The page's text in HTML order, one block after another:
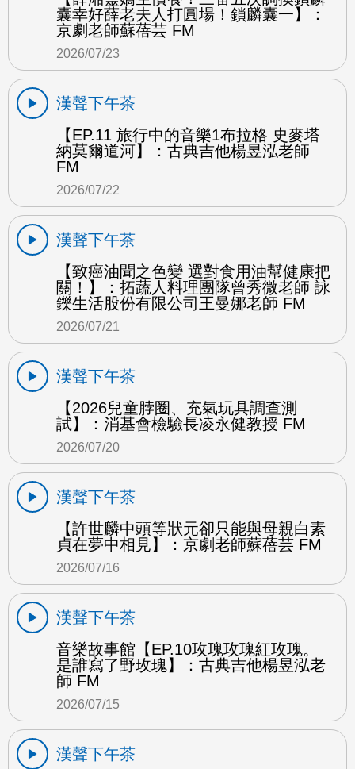
囊幸好薛老夫人打圓場！鎖麟囊一】：
京劇老師蘇蓓芸 FM
2026/07/23
漢聲下午茶
【EP.11 旅行中的音樂1布拉格 史麥塔
納莫爾道河】：古典吉他楊昱泓老師
FM
2026/07/22
漢聲下午茶
【致癌油聞之色變 選對食用油幫健康把
關！】：拓蔬人料理團隊曾秀微老師 詠
鑠生活股份有限公司王曼娜老師 FM
2026/07/21
漢聲下午茶
【2026兒童脖圈、充氣玩具調查測
試】：消基會檢驗長凌永健教授 FM
2026/07/20
漢聲下午茶
【許世麟中頭等狀元卻只能與母親白素
貞在夢中相見】：京劇老師蘇蓓芸 FM
2026/07/16
漢聲下午茶
音樂故事館【EP.10玫瑰玫瑰紅玫瑰。
是誰寫了野玫瑰】：古典吉他楊昱泓老
師 FM
2026/07/15
漢聲下午茶